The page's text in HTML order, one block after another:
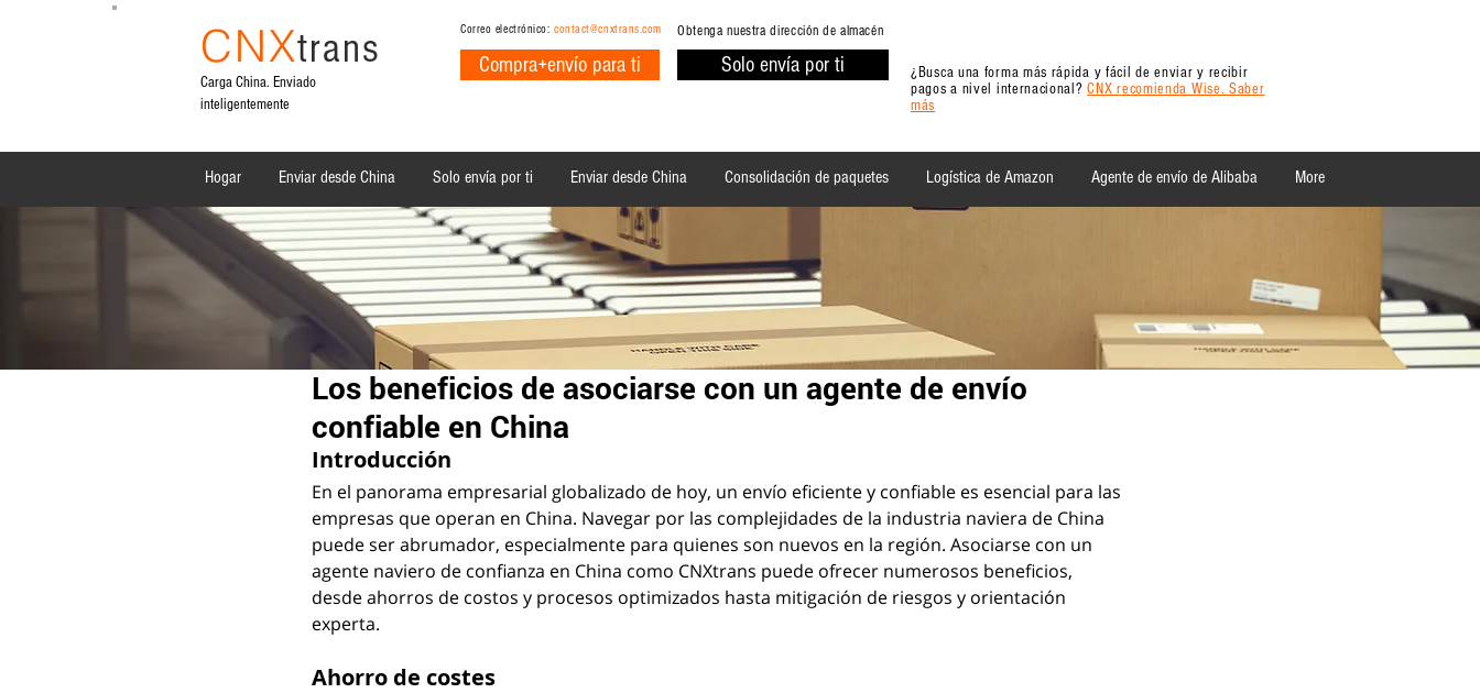
CNXtrans
Carga China. Enviado
inteligentemente
Correo electrónico: contact@cnxtrans.com
Compra+envío para ti
Obtenga nuestra dirección de almacén
Solo envía por ti
¿Busca una forma más rápida y fácil de enviar y recibir
pagos a nivel internacional?CNX recomienda Wise. Saber
más
Hogar Enviar desde China Solo envía por ti Enviar desde China Consolidación de paquetes Logística de Amazon Agente de envío de Alibaba More
All Posts
Los beneficios de asociarse con un agente de envío
confiable en China
Introducción
En el panorama empresarial globalizado de hoy, un envío eficiente y confiable es esencial para las
empresas que operan en China. Navegar por las complejidades de la industria naviera de China
puede ser abrumador, especialmente para quienes son nuevos en la región. Asociarse con un
agente naviero de confianza en China como CNXtrans puede ofrecer numerosos beneficios,
desde ahorros de costos y procesos optimizados hasta mitigación de riesgos y orientación
experta.
Ahorro de costes